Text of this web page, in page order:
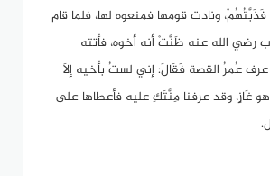
ونادت قومها فمنعوه لها، فلما قام
رضي الله عنه ظَنَّتْ أنه أخوه، فأتته
عرف عُمرُ القصة فَقَالَ: إني لستُ بأخيه إلاَ
غَازٍ، وقد عرفنا مِنَّتَكِ عليه فأعطاها على